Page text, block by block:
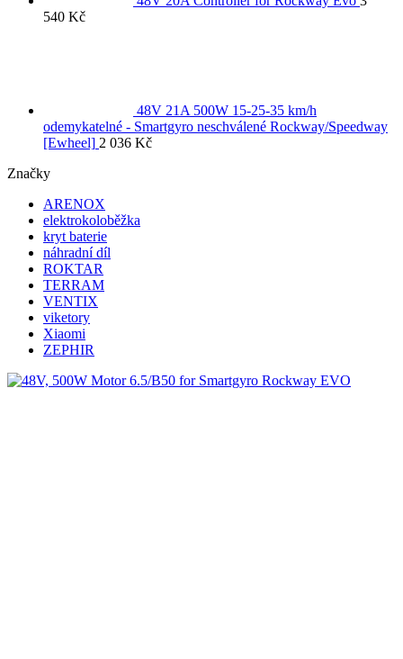
540 Kč
48V 21A 500W 15-25-35 km/h
odemykatelné - Smartgyro neschválené Rockway/Speedway
[Ewheel] 2 036 Kč
Značky
ARENOX
elektrokoloběžka
kryt baterie
náhradní díl
ROKTAR
TERRAM
VENTIX
viketory
Xiaomi
ZEPHIR